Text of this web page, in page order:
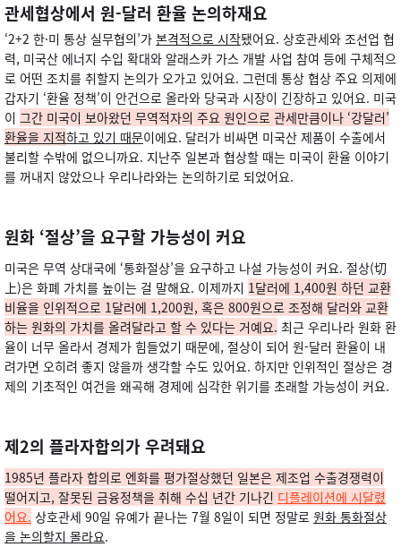
관세협상에서 원-달러 환율 논의하재요
‘2+2 한·미 통상 실무협의’가 본격적으로 시작됐어요. 상호관세와 조선업 협
력, 미국산 에너지 수입 확대와 알래스카 가스 개발 사업 참여 등에 구체적으
로 어떤 조치를 취할지 논의가 오가고 있어요. 그런데 통상 협상 주요 의제에
갑자기 ‘환율 정책’이 안건으로 올라와 당국과 시장이 긴장하고 있어요. 미국
이 그간 미국이 보아왔던 무역적자의 주요 원인으로 관세만큼이나 ‘강달러’
환율을 지적하고 있기 때문이에요. 달러가 비싸면 미국산 제품이 수출에서
불리할 수밖에 없으니까요. 지난주 일본과 협상할 때는 미국이 환율 이야기
를 꺼내지 않았으나 우리나라와는 논의하기로 되었어요.
원화 ‘절상’을 요구할 가능성이 커요
미국은 무역 상대국에 ‘통화절상’을 요구하고 나설 가능성이 커요. 절상(切
上)은 화폐 가치를 높이는 걸 말해요. 이제까지 1달러에 1,400원 하던 교환
비율을 인위적으로 1달러에 1,200원, 혹은 800원으로 조정해 달러와 교환
하는 원화의 가치를 올려달라고 할 수 있다는 거예요. 최근 우리나라 원화 환
율이 너무 올라서 경제가 힘들었기 때문에, 절상이 되어 원-달러 환율이 내
려가면 오히려 좋지 않을까 생각할 수도 있어요. 하지만 인위적인 절상은 경
제의 기초적인 여건을 왜곡해 경제에 심각한 위기를 초래할 가능성이 커요.
제2의 플라자합의가 우려돼요
1985년 플라자 합의로 엔화를 평가절상했던 일본은 제조업 수출경쟁력이
떨어지고, 잘못된 금융정책을 취해 수십 년간 기나긴 디플레이션에 시달렸
어요. 상호관세 90일 유예가 끝나는 7월 8일이 되면 정말로 원화 통화절상
을 논의할지 몰라요.